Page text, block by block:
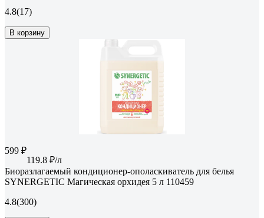
4.8(17)
В корзину
599 ₽
119.8 ₽/л
Биоразлагаемый кондиционер-ополаскиватель для белья
SYNERGETIC Магическая орхидея 5 л 110459
4.8(300)